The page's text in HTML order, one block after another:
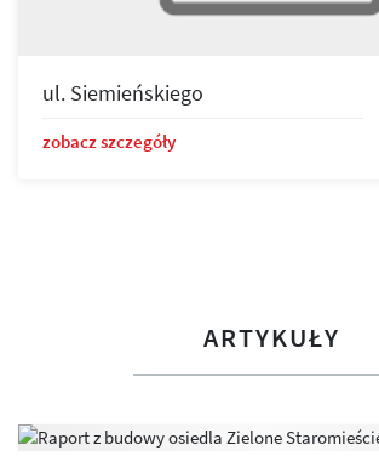
ul. Siemieńskiego
zobacz szczegóły
ARTYKUŁY